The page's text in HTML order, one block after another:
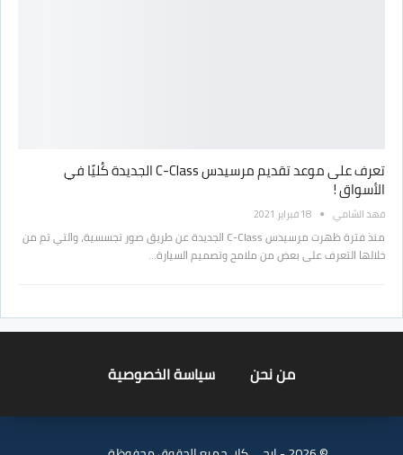
تعرف على موعد تقديم مرسيدس C-Class الجديدة كُليًا في
الأسواق !
فهد الشامي 18 فبراير 2021
منذ فترة ظهرت مرسيدس C-Class الجديدة عن طريق صور تجسسية، والتي تم من
خلالها التعرف على بعض من ملامح وتصميم السيارة…
من نحن سياسة الخصوصية